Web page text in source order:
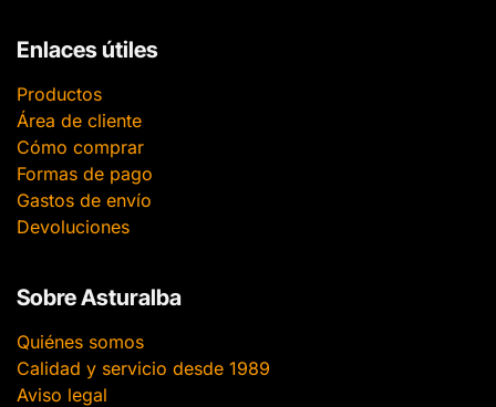
Enlaces útiles
Productos
Área de cliente
Cómo comprar
Formas de pago
Gastos de envío
Devoluciones
Sobre Asturalba
Quiénes somos
Calidad y servicio desde 1989
Aviso legal